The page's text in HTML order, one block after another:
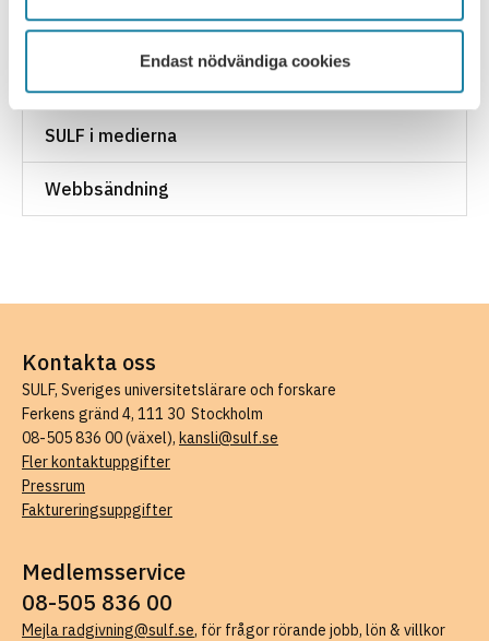
Endast nödvändiga cookies
Remissvar
SULF i medierna
Webbsändning
Kontakta oss
SULF, Sveriges universitetslärare och forskare
Ferkens gränd 4, 111 30 Stockholm
08-505 836 00 (växel), kansli@sulf.se
Fler kontaktuppgifter
Pressrum
Faktureringsuppgifter
Medlemsservice
08-505 836 00
Mejla radgivning@sulf.se, för frågor rörande jobb, lön & villkor